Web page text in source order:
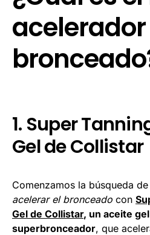
1. Super
Gel de Collistar
Comenzamos la búsqueda de
acelerar el bronceado con
Gel de Collistar, un aceite
superbronceador, que